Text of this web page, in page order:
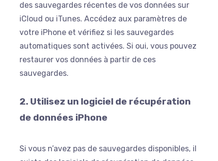
des sauvegardes récentes de vos données sur
iCloud ou iTunes. Accédez aux paramètres de
votre iPhone et vérifiez si les sauvegardes
automatiques sont activées. Si oui, vous pouvez
restaurer vos données à partir de ces
sauvegardes.
2. Utilisez un logiciel de récupération
de données iPhone
Si vous n’avez pas de sauvegardes disponibles, il